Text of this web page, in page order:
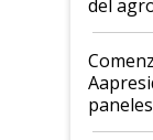
del
"No es
las
años"
todas